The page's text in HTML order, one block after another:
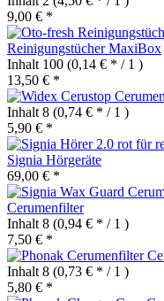
9,00 € *
Reinigungstücher MaxiBox
Inhalt 100 (0,14 € * / 1 )
13,50 € *
Inhalt 8 (0,74 € * / 1 )
5,90 € *
Signia Hörgeräte
69,00 € *
Cerumenfilter
Inhalt 8 (0,94 € * / 1 )
7,50 € *
Inhalt 8 (0,73 € * / 1 )
5,80 € *